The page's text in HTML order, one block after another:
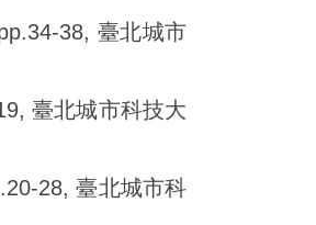
38, 臺北城市
臺北城市科技大
28, 臺北城市科